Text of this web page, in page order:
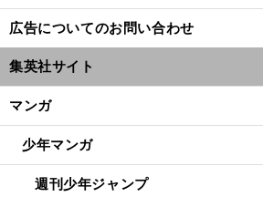
広告についてのお問い合わせ
集英社サイト
マンガ
少年マンガ
週刊少年ジャンプ